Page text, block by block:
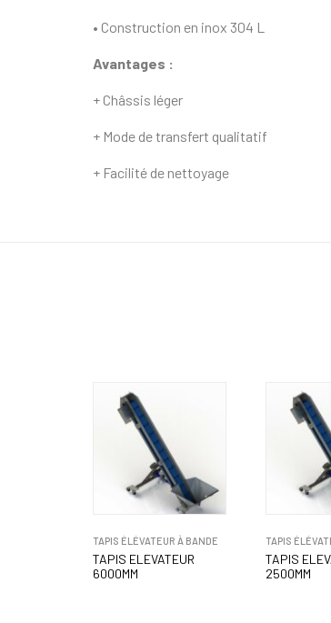
• Construction en inox 304 L
Avantages :
+ Châssis léger
+ Mode de transfert qualitatif
+ Facilité de nettoyage
TAPIS ÉLÉVATEUR À BANDE
TAPIS ELEVATEUR
6000MM
TAPIS
TAPIS
2500MM